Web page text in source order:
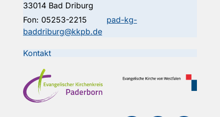
33014 Bad Driburg
Fon: 05253-2215
pad-kg-
baddriburg@kkpb.de
Kontakt